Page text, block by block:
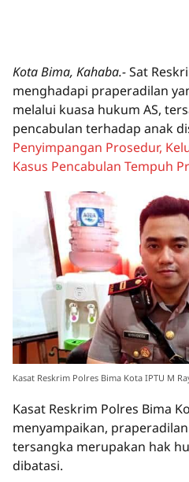
Kota Bima, Kahaba.-Sat
menghadapi praperadilan
melalui kuasa hukum AS,
pencabulan terhadap anak
Penyimpangan Prosedur,
Kasus Pencabulan Tempuh
Kasat Reskrim Polres Bima Kota IPTU M
Kasat Reskrim Polres Bima
menyampaikan,
tersangka merupakan hak
dibatasi.